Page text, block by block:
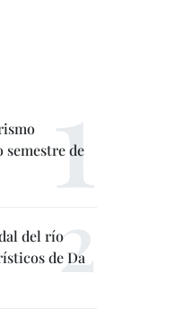
semestre de
del río
de Da